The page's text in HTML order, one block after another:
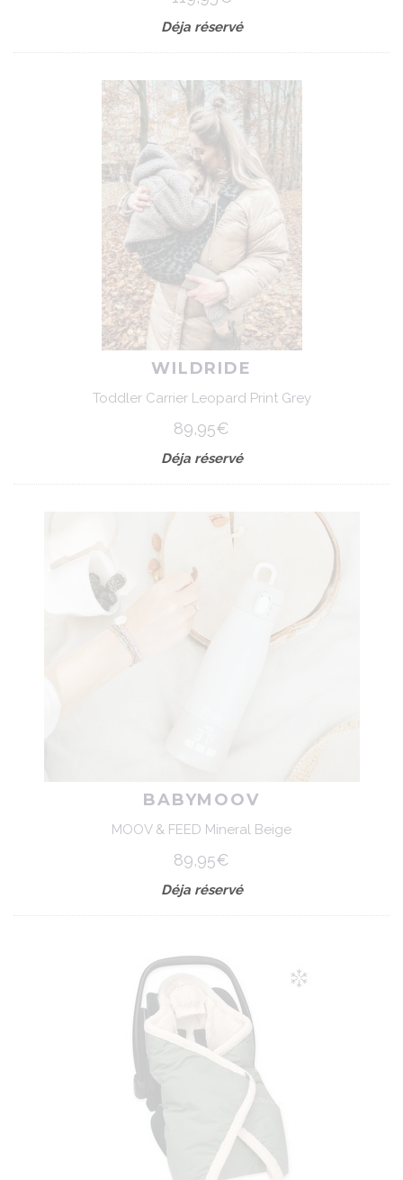
Déja réservé
WILDRIDE
Toddler Carrier Leopard Print Grey
89,95€
Déja réservé
BABYMOOV
MOOV & FEED Mineral Beige
89,95€
Déja réservé